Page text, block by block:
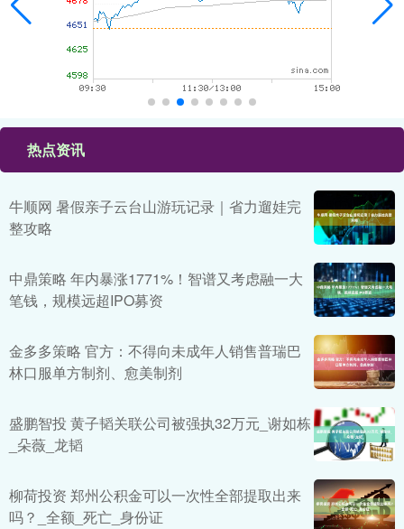
热点资讯
牛顺网 暑假亲子云台山游玩记录｜省力遛娃完
整攻略
中鼎策略 年内暴涨1771%！智谱又考虑融一大
笔钱，规模远超IPO募资
金多多策略 官方：不得向未成年人销售普瑞巴
林口服单方制剂、愈美制剂
盛鹏智投 黄子韬关联公司被强执32万元_谢如栋
_朵薇_龙韬
柳荷投资 郑州公积金可以一次性全部提取出来
吗？_全额_死亡_身份证